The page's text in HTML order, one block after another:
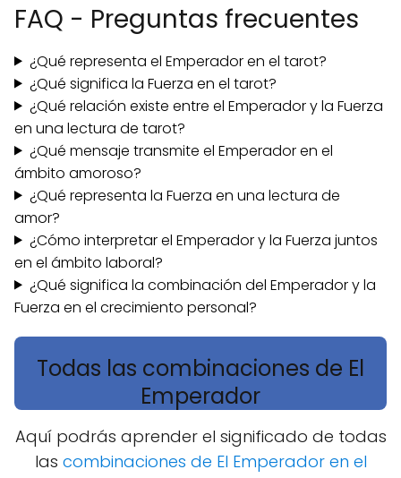
FAQ - Preguntas frecuentes
¿Qué representa el Emperador en el tarot?
¿Qué significa la Fuerza en el tarot?
¿Qué relación existe entre el Emperador y la Fuerza
en una lectura de tarot?
¿Qué mensaje transmite el Emperador en el
ámbito amoroso?
¿Qué representa la Fuerza en una lectura de
amor?
¿Cómo interpretar el Emperador y la Fuerza juntos
en el ámbito laboral?
¿Qué significa la combinación del Emperador y la
Fuerza en el crecimiento personal?
Todas las combinaciones de El
Emperador
Aquí podrás aprender el significado de todas
las combinaciones de El Emperador en el